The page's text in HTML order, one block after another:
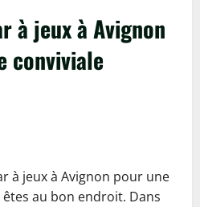
à jeux à Avignon
conviviale
à jeux à Avignon pour une
au bon endroit. Dans